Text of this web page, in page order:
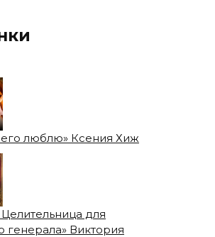
люблю» Ксения Хиж
для
генерала» Виктория